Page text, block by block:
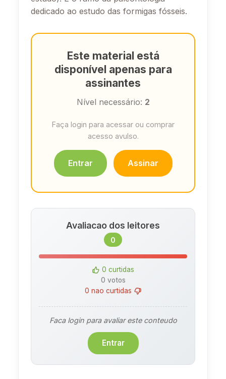
dedicado ao estudo das formigas fósseis.
Este material está
disponível apenas para
assinantes
Nível necessário: 2
Faça login para acessar ou comprar
acesso avulso.
Entrar Assinar
Avaliacao dos leitores
0
0 curtidas
0 votos
0 nao curtidas
Faca login para avaliar este conteudo
Entrar